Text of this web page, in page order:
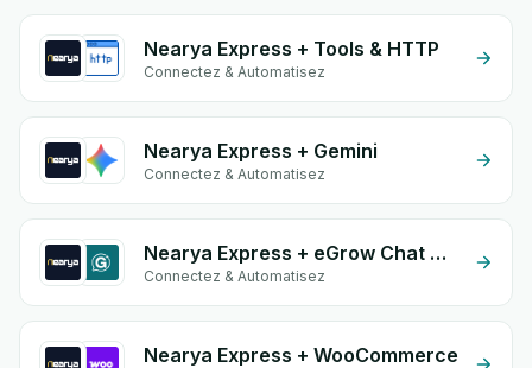
Nearya Express + Tools & HTTP
Connectez & Automatisez
Nearya Express + Gemini
Connectez & Automatisez
Nearya Express + eGrow Chat Widget
Connectez & Automatisez
Nearya Express + WooCommerce